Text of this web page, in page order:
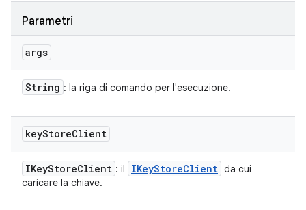
Parametri
args
String : la riga di comando per l'esecuzione.
keyStoreClient
IKeyStoreClient : il IKeyStoreClient da cui
caricare la chiave.